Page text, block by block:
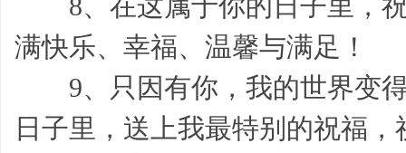
8、在这属于你的日子里，祝
满快乐、幸福、温馨与满足！
9、只因有你，我的世界变得
日子里，送上我最特别的祝福